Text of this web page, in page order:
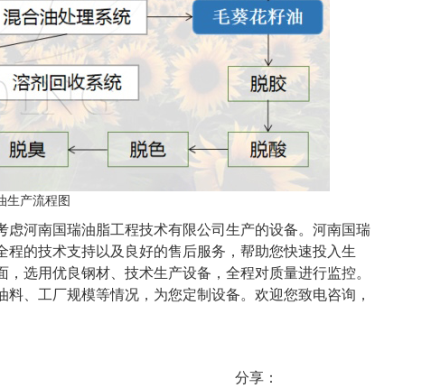
生产流程图
河南国瑞油脂工程技术有限公司生产的设备。河南国瑞
的技术支持以及良好的售后服务，帮助您快速投入生
选用优良钢材、技术生产设备，全程对质量进行监控。
、工厂规模等情况，为您定制设备。欢迎您致电咨询，
分享：